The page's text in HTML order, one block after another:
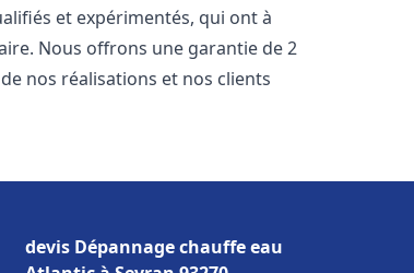
et expérimentés, qui ont à
Nous offrons une garantie de 2
nos réalisations et nos clients
devis Dépannage chauffe eau